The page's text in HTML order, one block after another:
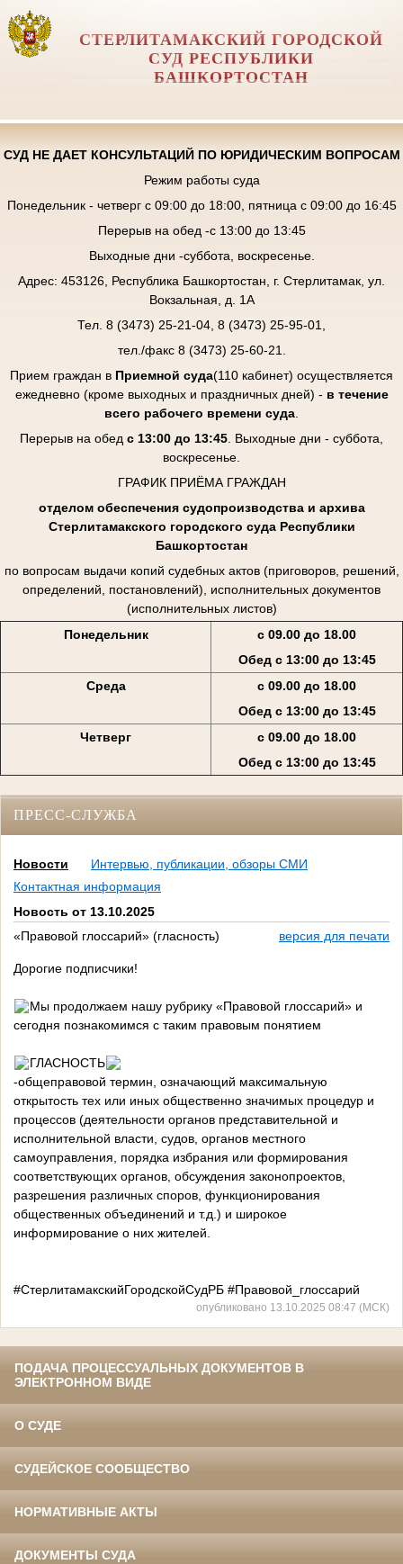
СТЕРЛИТАМАКСКИЙ ГОРОДСКОЙ
СУД РЕСПУБЛИКИ
БАШКОРТОСТАН
СУД НЕ ДАЕТ КОНСУЛЬТАЦИЙ ПО ЮРИДИЧЕСКИМ ВОПРОСАМ
Режим работы суда
Понедельник - четверг с 09:00 до 18:00, пятница с 09:00 до 16:45
Перерыв на обед -с 13:00 до 13:45
Выходные дни -суббота, воскресенье.
Адрес: 453126, Республика Башкортостан, г. Стерлитамак, ул.
Вокзальная, д. 1А
Тел. 8 (3473) 25-21-04, 8 (3473) 25-95-01,
тел./факс 8 (3473) 25-60-21.
Прием граждан в Приемной суда(110 кабинет) осуществляется
ежедневно (кроме выходных и праздничных дней) - в течение
всего рабочего времени суда
Перерыв на обед с 13:00 до 13:45 . Выходные дни - суббота,
воскресенье.
ГРАФИК ПРИЁМА ГРАЖДАН
отделом обеспечения судопроизводства и архива
Стерлитамакского городского суда Республики
Башкортостан
по вопросам выдачи копий судебных актов (приговоров, решений,
определений, постановлений), исполнительных документов
(исполнительных листов)
Понедельник
с 09.00 до 18.00
Обед с 13:00 до 13:45
Среда
с 09.00 до 18.00
Обед с 13:00 до 13:45
Четверг
с 09.00 до 18.00
Обед с 13:00 до 13:45
ПРЕСС-СЛУЖБА
Новости
Интервью, публикации, обзоры СМИ
Контактная информация
Новость от 13.10.2025
«Правовой глоссарий» (гласность)
версия для печати
Дорогие подписчики!
Мы продолжаем нашу рубрику «Правовой глоссарий» и
сегодня познакомимся с таким правовым понятием
ГЛАСНОСТЬ
-общеправовой термин, означающий максимальную
открытость тех или иных общественно значимых процедур и
процессов (деятельности органов представительной и
исполнительной власти, судов, органов местного
самоуправления, порядка избрания или формирования
соответствующих органов, обсуждения законопроектов,
разрешения различных споров, функционирования
общественных объединений и т.д.) и широкое
информирование о них жителей.
#СтерлитамакскийГородскойСудРБ #Правовой_глоссарий
опубликовано 13.10.2025 08:47 (МСК)
ПОДАЧА ПРОЦЕССУАЛЬНЫХ ДОКУМЕНТОВ В
ЭЛЕКТРОННОМ ВИДЕ
О СУДЕ
СУДЕЙСКОЕ СООБЩЕСТВО
НОРМАТИВНЫЕ АКТЫ
ДОКУМЕНТЫ СУДА